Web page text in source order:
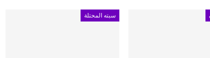
سبته المحتلة